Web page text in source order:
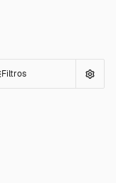
Filtros